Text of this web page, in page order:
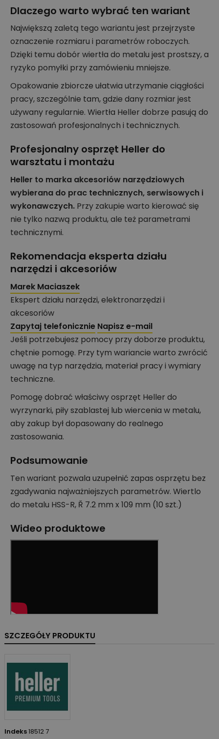
Dlaczego warto wybrać ten wariant
Największą zaletą tego wariantu jest przejrzyste
oznaczenie rozmiaru i parametrów roboczych.
Dzięki temu dobór wiertła do metalu jest prostszy, a
ryzyko pomyłki przy zamówieniu mniejsze.
Opakowanie zbiorcze ułatwia utrzymanie ciągłości
pracy, szczególnie tam, gdzie dany rozmiar jest
używany regularnie. Wiertła Heller dobrze pasują do
zastosowań profesjonalnych i technicznych.
Profesjonalny osprzęt Heller do
warsztatu i montażu
Heller to marka akcesoriów narzędziowych
wybierana do prac technicznych, serwisowych i
wykonawczych. Przy zakupie warto kierować się
nie tylko nazwą produktu, ale też parametrami
technicznymi.
Rekomendacja eksperta działu
narzędzi i akcesoriów
Marek Maciaszek
Ekspert działu narzędzi, elektronarzędzi i
akcesoriów
Zapytaj telefonicznie Napisz e-mail
Jeśli potrzebujesz pomocy przy doborze produktu,
chętnie pomogę. Przy tym wariancie warto zwrócić
uwagę na typ narzędzia, materiał pracy i wymiary
techniczne.
Pomogę dobrać właściwy osprzęt Heller do
wyrzynarki, piły szablastej lub wiercenia w metalu,
aby zakup był dopasowany do realnego
zastosowania.
Podsumowanie
Ten wariant pozwala uzupełnić zapas osprzętu bez
zgadywania najważniejszych parametrów. Wiertlo
do metalu HSS-R, Ř 7.2 mm x 109 mm (10 szt.)
Wideo produktowe
SZCZEGÓŁY PRODUKTU
Indeks18512 7